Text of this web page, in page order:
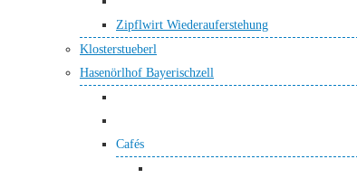
Zipflwirt Wiederauferstehung
Klosterstueberl
Hasenörlhof Bayerischzell
Cafés